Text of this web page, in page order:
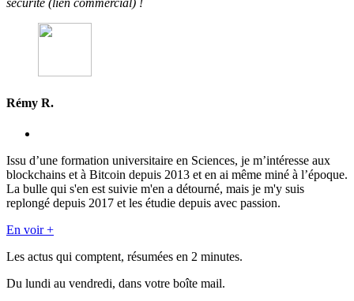
Rémy R.
Issu d’une formation universitaire en Sciences, je m’intéresse aux
blockchains et à Bitcoin depuis 2013 et en ai même miné à l’époque.
La bulle qui s'en est suivie m'en a détourné, mais je m'y suis
replongé depuis 2017 et les étudie depuis avec passion.
En voir +
Les actus qui comptent, résumées en 2 minutes.
Du lundi au vendredi, dans votre boîte mail.